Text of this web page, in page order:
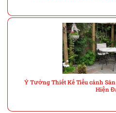
Ý Tưởng Thiết Kế Tiểu cảnh
Hiện